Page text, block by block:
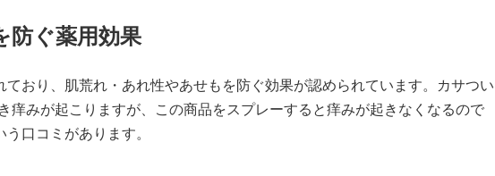
防ぐ薬用効果
ており、肌荒れ・あれ性やあせもを防ぐ効果が認められています。カサつい
痒みが起こりますが、この商品をスプレーすると痒みが起きなくなるので
口コミがあります。